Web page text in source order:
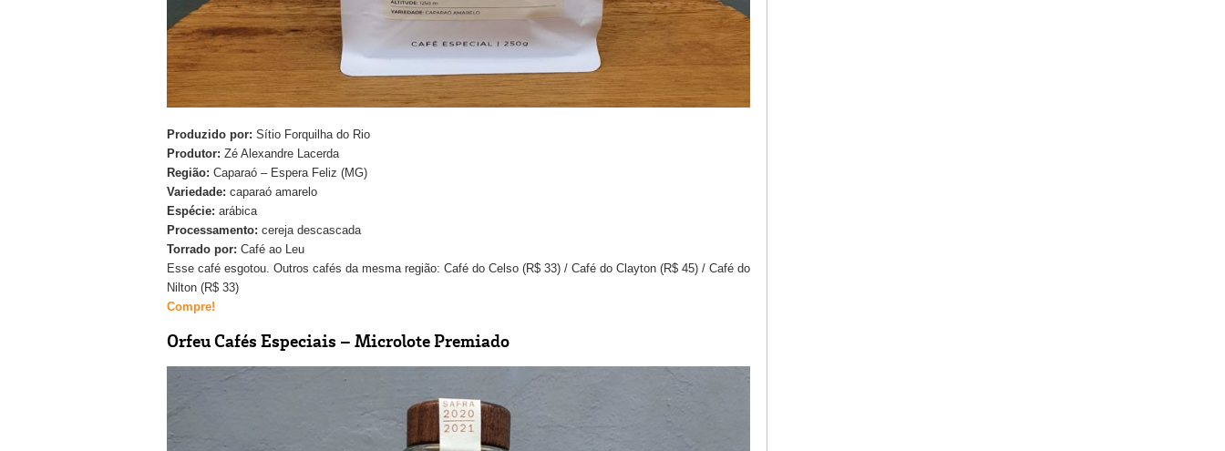
Produzido por: Sítio Forquilha do Rio
Produtor: Zé Alexandre Lacerda
Região: Caparaó – Espera Feliz (MG)
Variedade: caparaó amarelo
Espécie: arábica
Processamento: cereja descascada
Torrado por: Café ao Leu
Esse café esgotou. Outros cafés da mesma região: Café do Celso (R$ 33) / Café do Clayton (R$ 45) / Café do
Nilton (R$ 33)
Compre!
Orfeu Cafés Especiais – Microlote Premiado